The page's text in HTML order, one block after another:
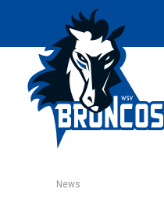
News